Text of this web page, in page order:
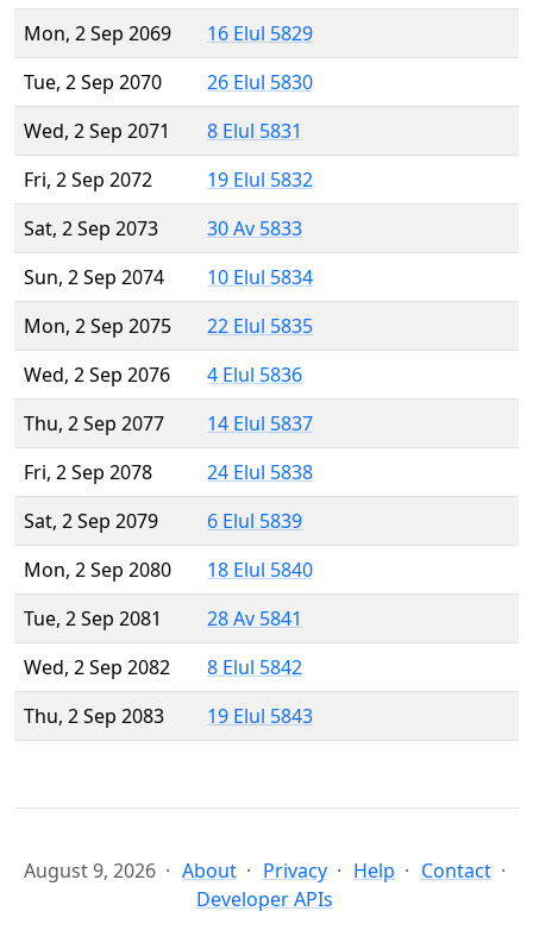
Mon, 2 Sep 2069
16 Elul 5829
Tue, 2 Sep 2070
26 Elul 5830
Wed, 2 Sep 2071
8 Elul 5831
Fri, 2 Sep 2072
19 Elul 5832
Sat, 2 Sep 2073
30 Av 5833
Sun, 2 Sep 2074
10 Elul 5834
Mon, 2 Sep 2075
22 Elul 5835
Wed, 2 Sep 2076
4 Elul 5836
Thu, 2 Sep 2077
14 Elul 5837
Fri, 2 Sep 2078
24 Elul 5838
Sat, 2 Sep 2079
6 Elul 5839
Mon, 2 Sep 2080
18 Elul 5840
Tue, 2 Sep 2081
28 Av 5841
Wed, 2 Sep 2082
8 Elul 5842
Thu, 2 Sep 2083
19 Elul 5843
August 9, 2026 About Privacy Help
Contact
Developer APIs